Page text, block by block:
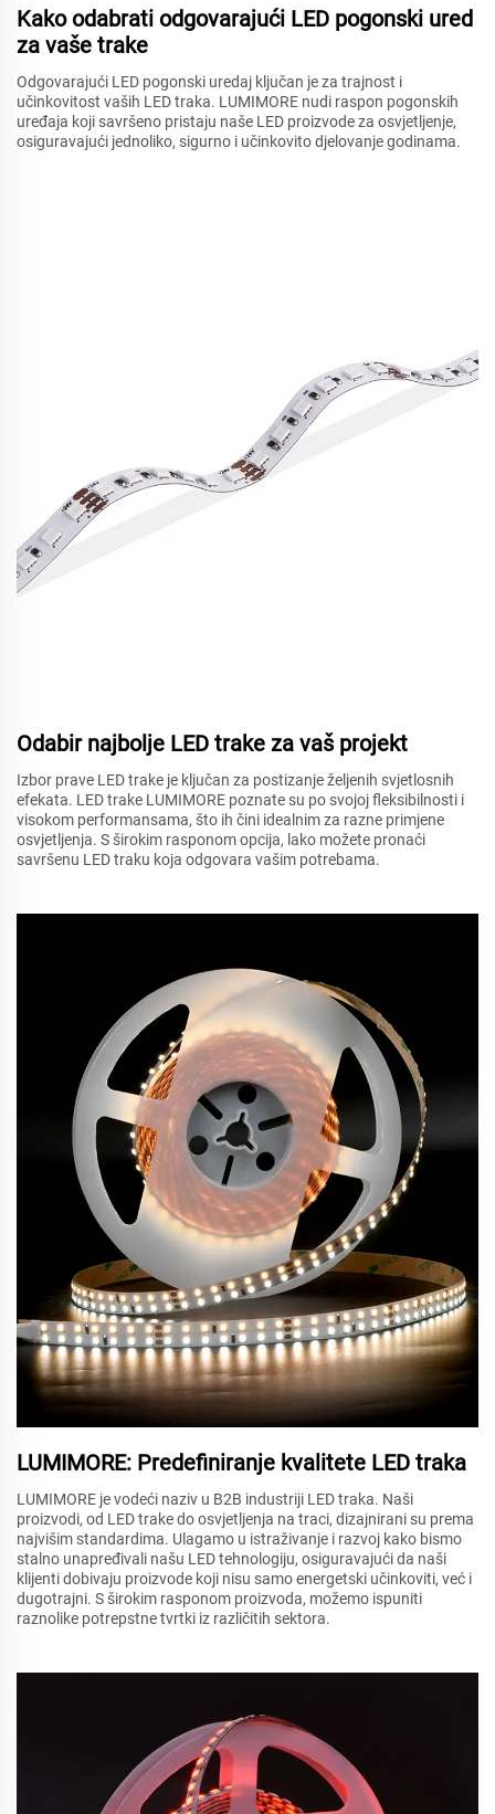
Kako odabrati odgovarajući LED pogonski ured
za vaše trake
Odgovarajući LED pogonski uredaj ključan je za trajnost i
učinkovitost vaših LED traka. LUMIMORE nudi raspon pogonskih
uređaja koji savršeno pristaju naše LED proizvode za osvjetljenje,
osiguravajući jednoliko, sigurno i učinkovito djelovanje godinama.
Odabir najbolje LED trake za vaš projekt
Izbor prave LED trake je ključan za postizanje željenih svjetlosnih
efekata. LED trake LUMIMORE poznate su po svojoj fleksibilnosti i
visokom performansama, što ih čini idealnim za razne primjene
osvjetljenja. S širokim rasponom opcija, lako možete pronaći
savršenu LED traku koja odgovara vašim potrebama.
LUMIMORE: Predefiniranje kvalitete LED traka
LUMIMORE je vodeći naziv u B2B industriji LED traka. Naši
proizvodi, od LED trake do osvjetljenja na traci, dizajnirani su prema
najvišim standardima. Ulagamo u istraživanje i razvoj kako bismo
stalno unapređivali našu LED tehnologiju, osiguravajući da naši
klijenti dobivaju proizvode koji nisu samo energetski učinkoviti, već i
dugotrajni. S širokim rasponom proizvoda, možemo ispuniti
raznolike potrepstne tvrtki iz različitih sektora.